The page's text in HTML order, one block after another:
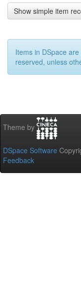
Show simple item
Items in DSpace
reserved, unless
Theme by
DSpace Software
Feedback